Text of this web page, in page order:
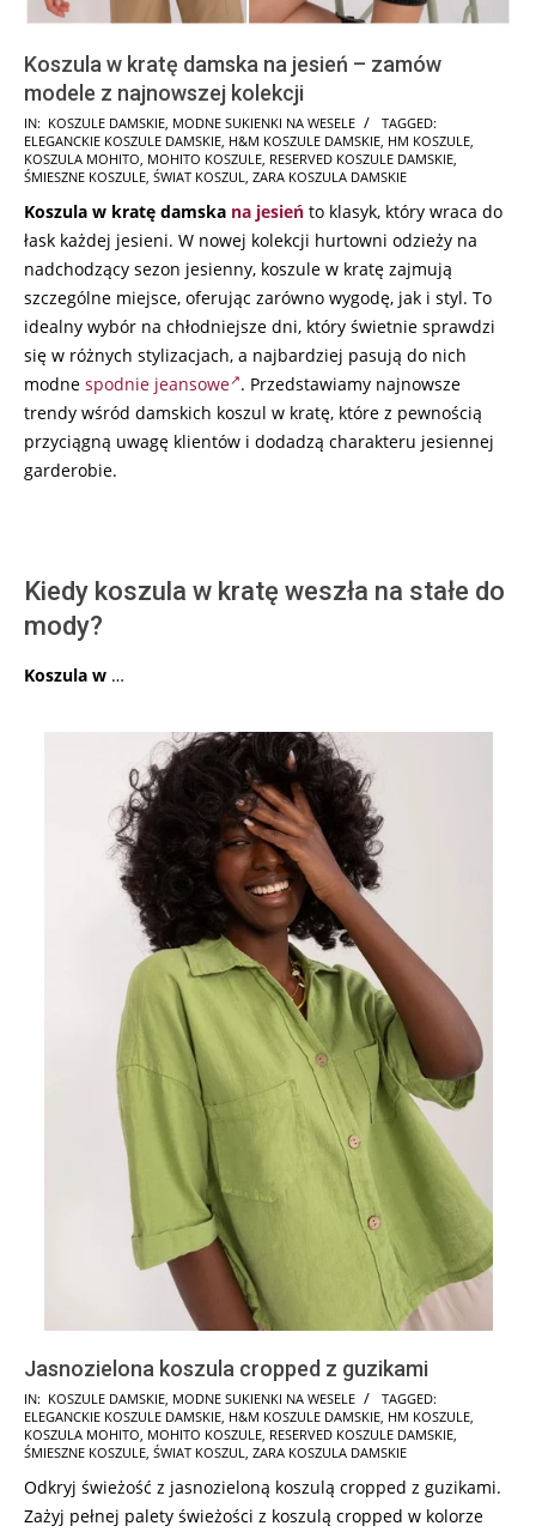
Koszula w kratę damska na jesień – zamów
modele z najnowszej kolekcji
2024-
07-
13
IN: KOSZULE DAMSKIE, MODNE SUKIENKI NA WESELE
TAGGED:
ELEGANCKIE KOSZULE DAMSKIE, H&M KOSZULE DAMSKIE, HM KOSZULE,
KOSZULA MOHITO, MOHITO KOSZULE, RESERVED KOSZULE DAMSKIE,
ŚMIESZNE KOSZULE, ŚWIAT KOSZUL, ZARA KOSZULA DAMSKIE
Koszula w kratę damska na jesień to klasyk, który wraca do
łask każdej jesieni. W nowej kolekcji hurtowni odzieży na
nadchodzący sezon jesienny, koszule w kratę zajmują
szczególne miejsce, oferując zarówno wygodę, jak i styl. To
idealny wybór na chłodniejsze dni, który świetnie sprawdzi
się w różnych stylizacjach, a najbardziej pasują do nich
modne spodnie jeansowe . Przedstawiamy najnowsze
trendy wśród damskich koszul w kratę, które z pewnością
przyciągną uwagę klientów i dodadzą charakteru jesiennej
garderobie.
Kiedy koszula w kratę weszła na stałe do
mody?
Koszula w …
Jasnozielona koszula cropped z guzikami
2024-
07-
07
IN: KOSZULE DAMSKIE MODNE SUKIENKI NA WESELE
TAGGED:
ELEGANCKIE KOSZULE DAMSKIE H&M KOSZULE DAMSKIE HM KOSZULE
KOSZULA MOHITO MOHITO KOSZULE RESERVED KOSZULE DAMSKIE
ŚMIESZNE KOSZULE ŚWIAT KOSZUL ZARA KOSZULA DAMSKIE
Odkryj świeżość z jasnozieloną koszulą cropped z guzikami.
Zażyj pełnej palety świeżości z koszulą cropped w kolorze